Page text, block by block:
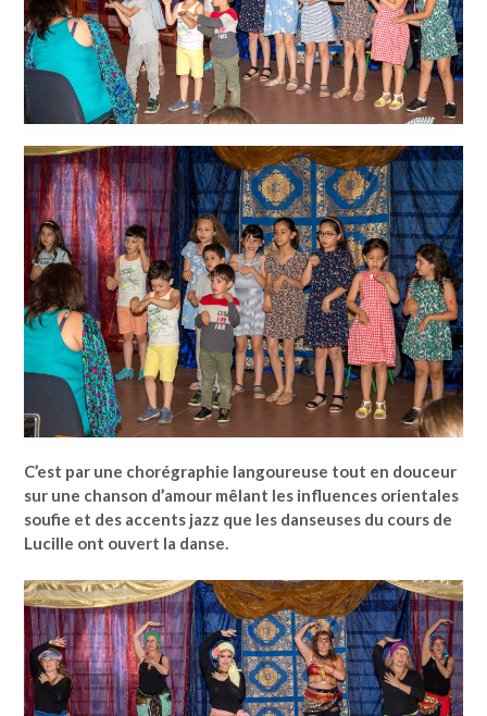
C’est par une chorégraphie langoureuse tout en douceur
sur une chanson d’amour mêlant les influences orientales
soufie et des accents jazz que les danseuses du cours de
Lucille ont ouvert la danse.